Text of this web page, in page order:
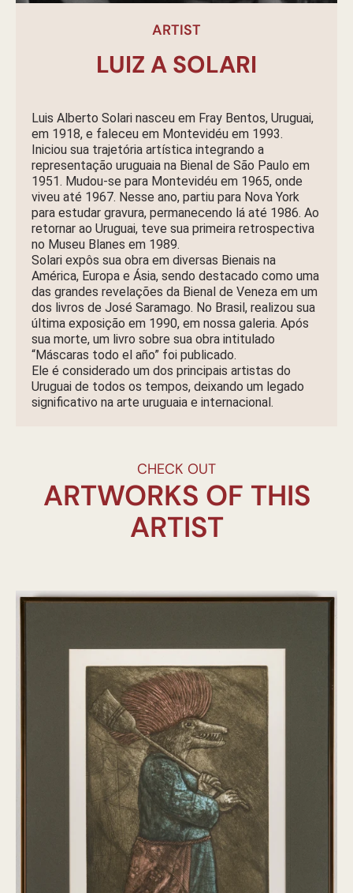
ARTIST
LUIZ A SOLARI
Luis Alberto Solari nasceu em Fray Bentos, Uruguai,
em 1918, e faleceu em Montevidéu em 1993.
Iniciou sua trajetória artística integrando a
representação uruguaia na Bienal de São Paulo em
1951. Mudou-se para Montevidéu em 1965, onde
viveu até 1967. Nesse ano, partiu para Nova York
para estudar gravura, permanecendo lá até 1986. Ao
retornar ao Uruguai, teve sua primeira retrospectiva
no Museu Blanes em 1989.
Solari expôs sua obra em diversas Bienais na
América, Europa e Ásia, sendo destacado como uma
das grandes revelações da Bienal de Veneza em um
dos livros de José Saramago. No Brasil, realizou sua
última exposição em 1990, em nossa galeria. Após
sua morte, um livro sobre sua obra intitulado
“Máscaras todo el año” foi publicado.
Ele é considerado um dos principais artistas do
Uruguai de todos os tempos, deixando um legado
significativo na arte uruguaia e internacional.
CHECK OUT
ARTWORKS OF THIS
ARTIST